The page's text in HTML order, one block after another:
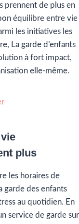
prennent de plus en
équilibre entre vie
les initiatives les
La garde d’enfants
à fort impact,
elle-même.
plus
les horaires de
garde des enfants
au quotidien. En
service de garde sur